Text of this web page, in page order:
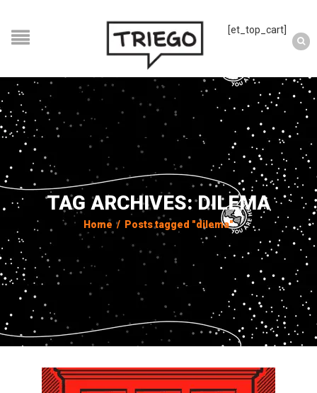
[et_top_cart]
TAG ARCHIVES: DILEMA
Home / Posts tagged "dilema"